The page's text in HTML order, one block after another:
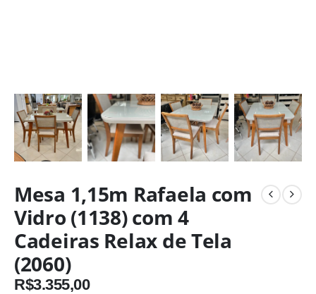
Mesa 1,15m Rafaela com
Vidro (1138) com 4
Cadeiras Relax de Tela
(2060)
R$3.355,00